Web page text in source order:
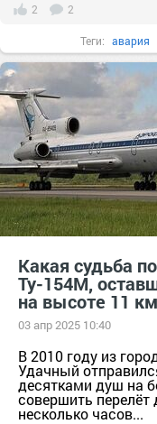
2 2
Теги: авария
Краснодарский
Какая судьба
Ту-154М,
на высоте 11 км
03 апр 2025 10:40
В 2010 году из
Удачный
десятками душ на
совершить
несколько часов...